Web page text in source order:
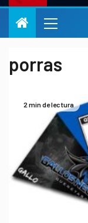
porras
2 min de lectura